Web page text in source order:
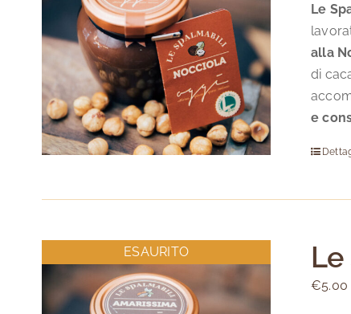
Le
alla
di
e
ESAURITO
€5.00